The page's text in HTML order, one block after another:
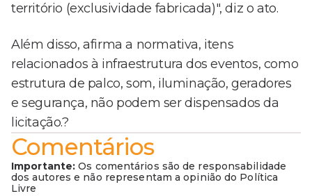
território (exclusividade fabricada)", diz o ato.
Além disso, afirma a normativa, itens
relacionados à infraestrutura dos eventos, como
estrutura de palco, som, iluminação, geradores
e segurança, não podem ser dispensados da
licitação.?
Comentários
Importante: Os comentários são de responsabilidade
dos autores e não representam a opinião do Política
Livre